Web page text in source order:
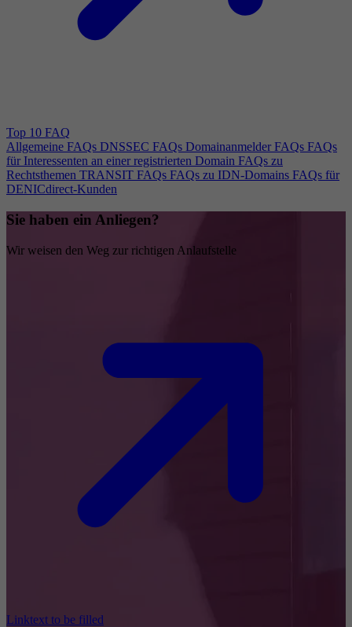
Top 10 FAQ
Allgemeine FAQs DNSSEC FAQs Domainanmelder FAQs FAQs
für Interessenten an einer registrierten Domain FAQs zu
Rechtsthemen TRANSIT FAQs FAQs zu IDN-Domains FAQs für
DENICdirect-Kunden
Sie haben ein Anliegen?
Wir weisen den Weg zur richtigen Anlaufstelle
Linktext to be filled